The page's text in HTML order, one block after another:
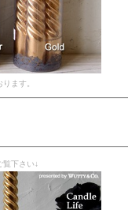
ます。
覧下さい↓